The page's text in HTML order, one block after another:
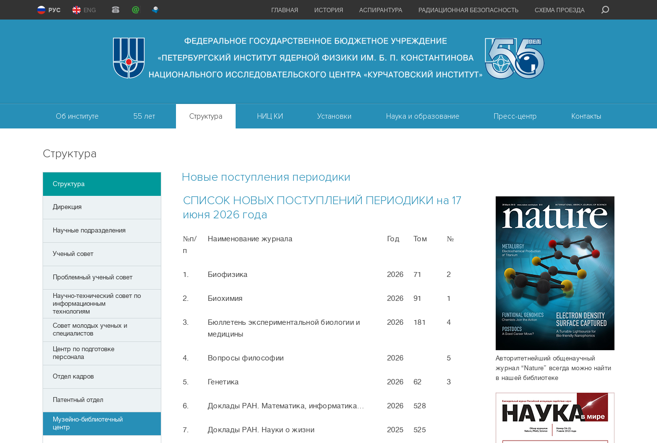
ГЛАВНАЯ ИСТОРИЯ АСПИРАНТУРА РАДИАЦИОННАЯ БЕЗОПАСНОСТЬ СХЕМА ПРОЕЗДА
РУС ENG
Об институте 55 лет Структура НИЦ КИ Установки Наука и образование Пресс-центр Контакты
Структура
Структура
Дирекция
Научные подразделения
Ученый совет
Проблемный ученый совет
Научно-технический совет по
информационным
технологиям
Совет молодых ученых и
специалистов
Центр по подготовке
персонала
Отдел кадров
Патентный отдел
Музейно-библиотечный
центр
Новые поступления периодики
Авторитетнейший общенаучный
журнал “Nature” всегда можно найти
в нашей библиотеке
СПИСОК НОВЫХ ПОСТУПЛЕНИЙ ПЕРИОДИКИ на 17
июня 2026 года
№п/
п
Наименование журнала Год Том №
1. Биофизика 2026 71 2
2. Биохимия 2026 91 1
3.
Бюллетень экспериментальной биологии и
медицины
2026 181 4
4. Вопросы философии 2026 5
5. Генетика 2026 62 3
6. Доклады РАН. Математика, информатика… 2026 528
7. Доклады РАН. Науки о жизни 2025 525